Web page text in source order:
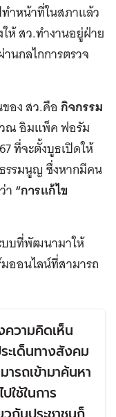
ำหน้าที่ในสภาแล้ว
ห้ สว.ทำงานอยู่ฝ่าย
นกลไกการตรวจ
อง สว.คือกิจกรรม
ณ อิมแพ็ค ฟอรัม
ที่จะตั้งบูธเปิดให้
รรมนูญ ซึ่งหากมีคน
า“การแก้ไข
บบที่พัฒนามาให้
ออนไลน์ที่สามารถ
วามคิดเห็น
เด็นทางสังคม
รถเข้ามาค้นหา
ใช้ในการ